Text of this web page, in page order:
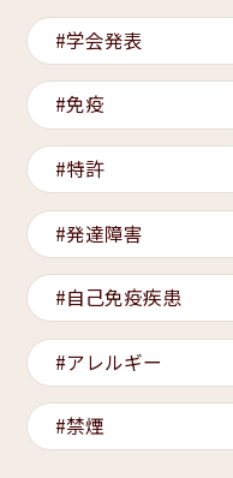
学会発表
免疫
特許
発達障害
自己免疫疾患
アレルギー
禁煙